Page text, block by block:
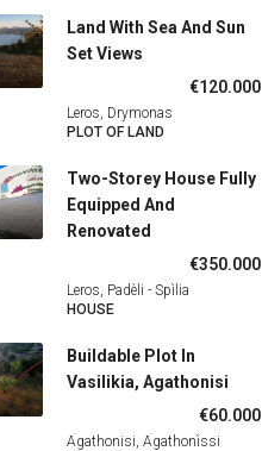
Land With Sea And Sun
Set Views
€120.000
Leros, Drymonas
PLOT OF LAND
Two-Storey House Fully
Equipped And
Renovated
€350.000
Leros, Padèli - Spìlia
HOUSE
Buildable Plot In
Vasilikia, Agathonisi
€60.000
Agathonisi, Agathonìssi